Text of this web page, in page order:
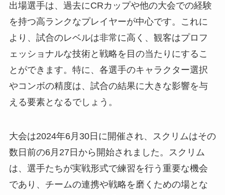
出場選手は、過去にCRカップや他の大会での経験
を持つ高ランクなプレイヤーが中心です。これに
より、試合のレベルは非常に高く、観客はプロフ
ェッショナルな技術と戦略を目の当たりにするこ
とができます。特に、各選手のキャラクター選択
やコンボの精度は、試合の結果に大きな影響を与
える要素となるでしょう。
大会は2024年6月30日に開催され、スクリムはその
数日前の6月27日から開始されました。スクリム
は、選手たちが実戦形式で練習を行う重要な機会
であり、チームの連携や戦略を磨くための場とな